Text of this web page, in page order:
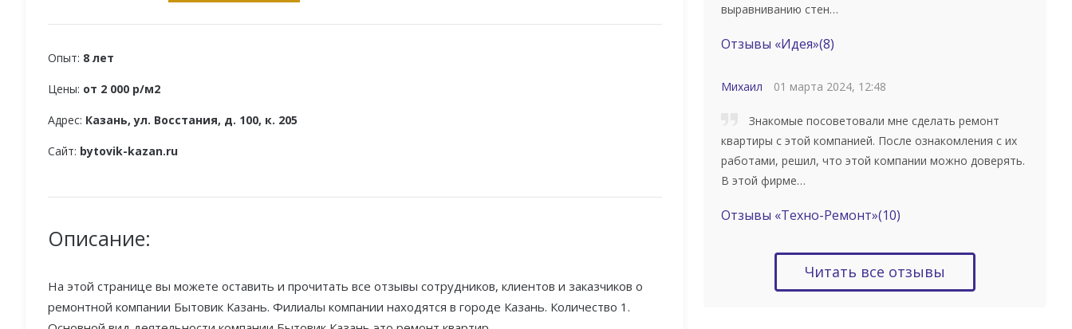
Опыт: 8 лет
Цены: от 2 000 р/м2
Адрес: Казань, ул. Восстания, д. 100, к. 205
Сайт: bytovik-kazan.ru
Описание:
На этой странице вы можете оставить и прочитать все отзывы сотрудников, клиентов и заказчиков о
ремонтной компании Бытовик Казань. Филиалы компании находятся в городе Казань. Количество 1.
выравниванию стен…
Отзывы «Идея»(8)
Михаил 01 марта 2024, 12:48
Знакомые посоветовали мне сделать ремонт
квартиры с этой компанией. После ознакомления с их
работами, решил, что этой компании можно доверять.
В этой фирме…
Отзывы «Техно-Ремонт»(10)
Читать все отзывы